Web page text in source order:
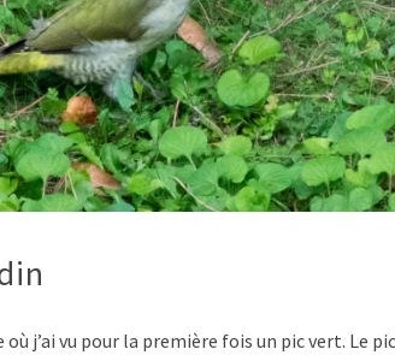
j’ai vu pour la première fois un pic vert. Le